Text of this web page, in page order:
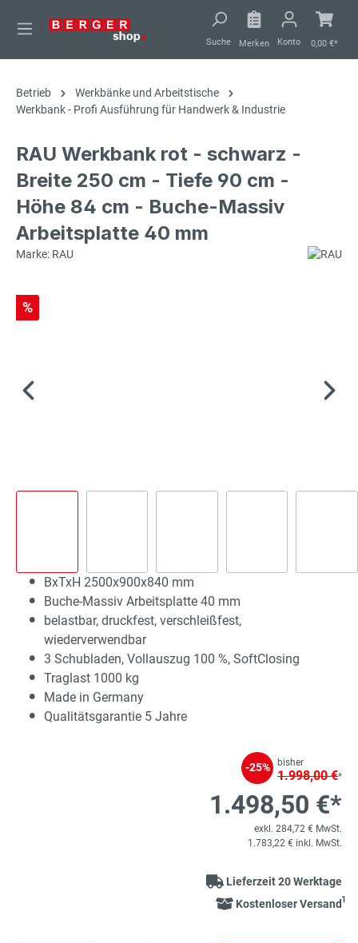
springen
Suche Merken Konto 0,00 €*
Betrieb
Werkbänke und Arbeitstische
Werkbank - Profi Ausführung für Handwerk & Industrie
RAU Werkbank rot - schwarz -
Breite 250 cm - Tiefe 90 cm -
Höhe 84 cm - Buche-Massiv
Arbeitsplatte 40 mm
Marke: RAU
%
BxTxH 2500x900x840 mm
Buche-Massiv Arbeitsplatte 40 mm
belastbar, druckfest, verschleißfest,
wiederverwendbar
3 Schubladen, Vollauszug 100 %, SoftClosing
Traglast 1000 kg
Made in Germany
Qualitätsgarantie 5 Jahre
-25% bisher
1.998,00 €*
1.498,50 €*
exkl. 284,72 € MwSt.
1.783,22 € inkl. MwSt.
Lieferzeit 20 Werktage
Kostenloser Versand1